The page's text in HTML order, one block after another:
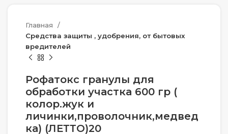
Главная
Средства защиты , удобрения, от бытовых
вредителей
Рофатокс гранулы для
обработки участка 600 гр (
колор.жук и
личинки,проволочник,медвед
ка) (ЛЕТТО)20